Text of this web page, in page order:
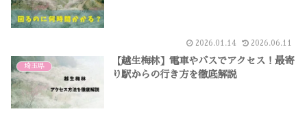
2026.01.14 2026.06.11
埼玉県
【越生梅林】電車やバスでアクセス！最寄
り駅からの行き方を徹底解説